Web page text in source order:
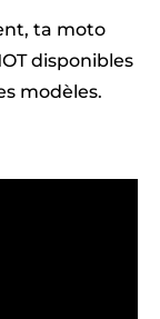
ta moto
disponibles
modèles.